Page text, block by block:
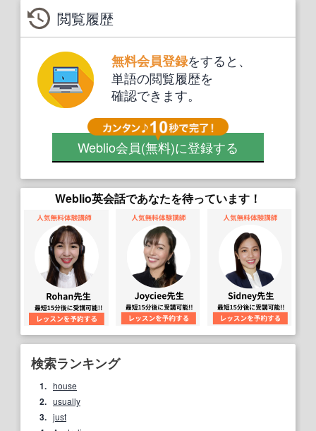
閲覧履歴
無料会員登録をすると、
単語の閲覧履歴を
確認できます。
Weblio会員(無料)に登録する
Weblio英会話であなたを待っています！
検索ランキング
1. house
2. usually
3. just